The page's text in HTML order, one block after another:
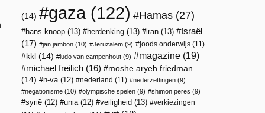
(14) gaza(122) Hamas (27)
hans knoop (13) herdenking (13) iran (13)
Israël
(17)
jan jambon (10) Jeruzalem (9) joods onderwijs (11)
kkl (14) ludo van campenhout (9) magazine (19)
michael freilich (16)
moshe aryeh friedman
(14)
n-va(12) nederland (11) nederzettingen (9)
negationisme (10) olympische spelen (9) shimon peres (9)
syrië (12) unia(12) veiligheid (13)
verkiezingen